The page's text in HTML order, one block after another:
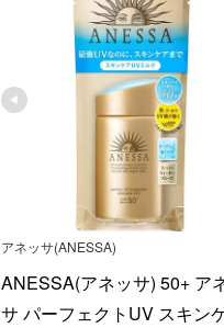
アネッサ(ANESSA)
ANESSA(アネッサ) 50+ ア
サ パーフェクトUV スキン